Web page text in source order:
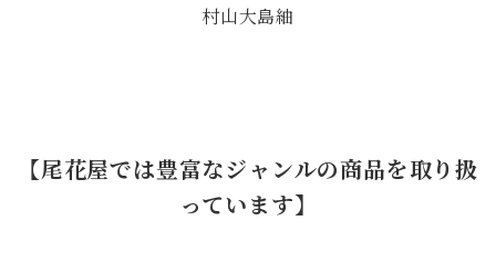
村山大島紬
【尾花屋では豊富なジャンルの商品を取り扱
っています】